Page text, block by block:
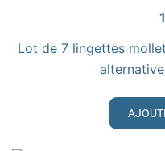
Lot de 7 lingettes